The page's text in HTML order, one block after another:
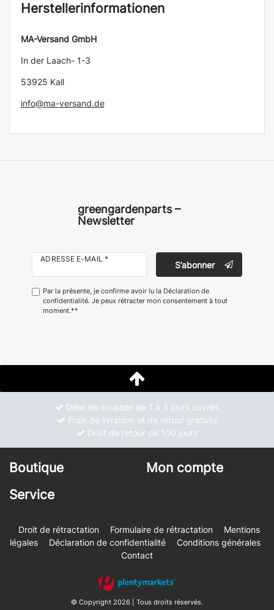
Herstellerinformationen
MA-Versand GmbH
In der Laach- 1-3
53925 Kall
info@ma-versand.de
greengardenparts –
Newsletter
ADRESSE E-MAIL *
S’abonner
Par la présente, je confirme avoir lu la Déclaration de
confidentialité. Je peux rétracter mon consentement à tout
moment.**
Délai de livraison de 1 à 3 jours ouvrés
Frais de livraison et de retour gratuits
Droit de retour de 100 jours
Boutique
Mon compte
Service
Droit de rétractation Formulaire de rétractation
Mentions
légales
Déclaration de confidentialité
Conditions générales
Contact
© Copyright 2026 | Tous droits réservés.